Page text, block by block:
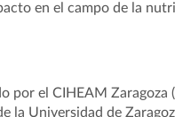
en el campo de la
por el CIHEAM
la Universidad de